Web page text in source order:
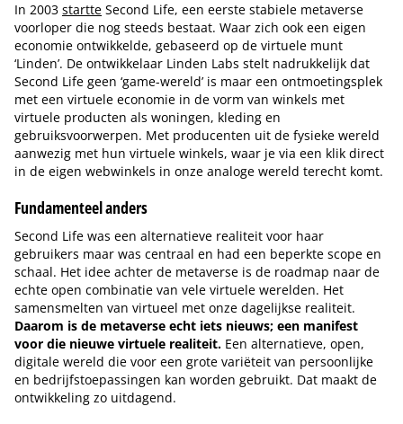
In 2003 startte Second Life, een eerste stabiele metaverse
voorloper die nog steeds bestaat. Waar zich ook een eigen
economie ontwikkelde, gebaseerd op de virtuele munt
‘Linden’. De ontwikkelaar Linden Labs stelt nadrukkelijk dat
Second Life geen ‘game-wereld’ is maar een ontmoetingsplek
met een virtuele economie in de vorm van winkels met
virtuele producten als woningen, kleding en
gebruiksvoorwerpen. Met producenten uit de fysieke wereld
aanwezig met hun virtuele winkels, waar je via een klik direct
in de eigen webwinkels in onze analoge wereld terecht komt.
Fundamenteel anders
Second Life was een alternatieve realiteit voor haar
gebruikers maar was centraal en had een beperkte scope en
schaal. Het idee achter de metaverse is de roadmap naar de
echte open combinatie van vele virtuele werelden. Het
samensmelten van virtueel met onze dagelijkse realiteit.
Daarom is de metaverse echt iets nieuws; een manifest
voor die nieuwe virtuele realiteit. Een alternatieve, open,
digitale wereld die voor een grote variëteit van persoonlijke
en bedrijfstoepassingen kan worden gebruikt. Dat maakt de
ontwikkeling zo uitdagend.